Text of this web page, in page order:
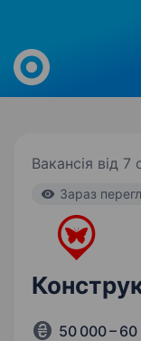
Work.ua
Вакансія від
Зараз
50 000 –